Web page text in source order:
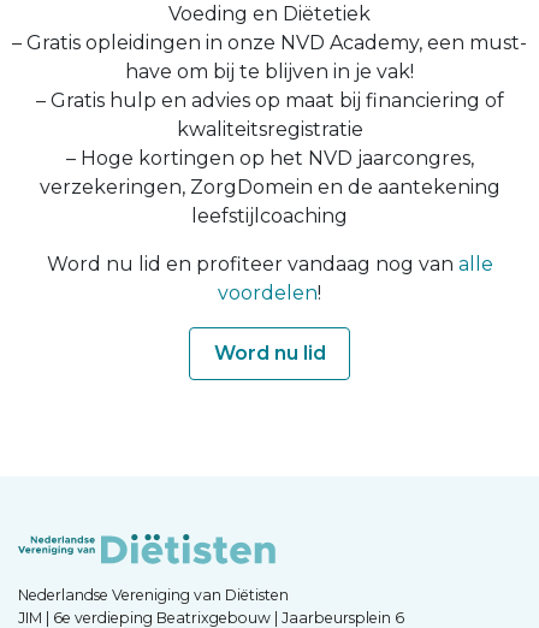
Voeding en Diëtetiek
– Gratis opleidingen in onze NVD Academy, een must-
have om bij te blijven in je vak!
– Gratis hulp en advies op maat bij financiering of
kwaliteitsregistratie
– Hoge kortingen op het NVD jaarcongres,
verzekeringen, ZorgDomein en de aantekening
leefstijlcoaching
Word nu lid en profiteer vandaag nog van alle
voordelen!
Word nu lid
Nederlandse Vereniging van Diëtisten
JIM | 6e verdieping Beatrixgebouw | Jaarbeursplein 6